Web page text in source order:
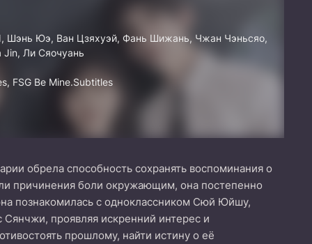
Шэнь Юэ, Ван Цзяхуэй, Фань Шижань, Чжан Чэньсяо,
Jin, Ли Сяочуань
FSG Be Mine.Subtitles
обрела способность сохранять воспоминания о
причинения боли окружающим, она постепенно
познакомилась с одноклассником Сюй Юйшу,
проявляя искренний интерес и
прошлому, найти истину о её